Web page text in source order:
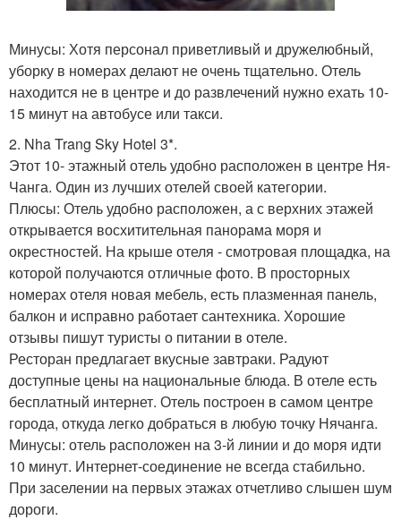
Минусы: Хотя персонал приветливый и дружелюбный,
уборку в номерах делают не очень тщательно. Отель
находится не в центре и до развлечений нужно ехать 10-
15 минут на автобусе или такси.
2. Nha Trang Sky Hotel 3*.
Этот 10- этажный отель удобно расположен в центре Ня-
Чанга. Один из лучших отелей своей категории.
Плюсы: Отель удобно расположен, а с верхних этажей
открывается восхитительная панорама моря и
окрестностей. На крыше отеля - смотровая площадка, на
которой получаются отличные фото. В просторных
номерах отеля новая мебель, есть плазменная панель,
балкон и исправно работает сантехника. Хорошие
отзывы пишут туристы о питании в отеле.
Ресторан предлагает вкусные завтраки. Радуют
доступные цены на национальные блюда. В отеле есть
бесплатный интернет. Отель построен в самом центре
города, откуда легко добраться в любую точку Нячанга.
Минусы: отель расположен на 3-й линии и до моря идти
10 минут. Интернет-соединение не всегда стабильно.
При заселении на первых этажах отчетливо слышен шум
дороги.